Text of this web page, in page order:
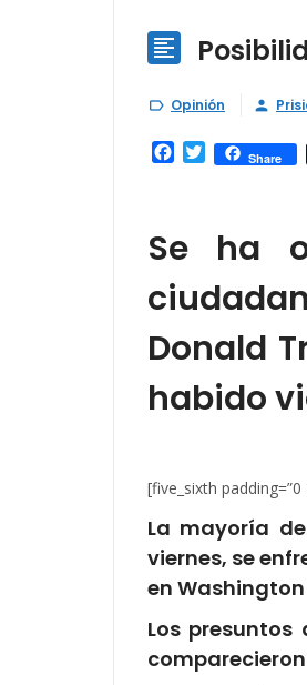

 Opinión 
Facebook
TwitterShare
Se ha
Donald
habido
[five_sixth padding=”0
La mayoría
viernes, se
en Washington
Los